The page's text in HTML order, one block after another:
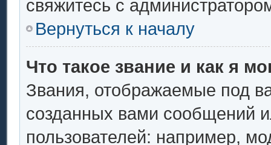
свяжитесь с
Вернуться к началу
Что такое звание и как я
Звания, отображаемые под
созданных вами сообщений
пользователей: например,